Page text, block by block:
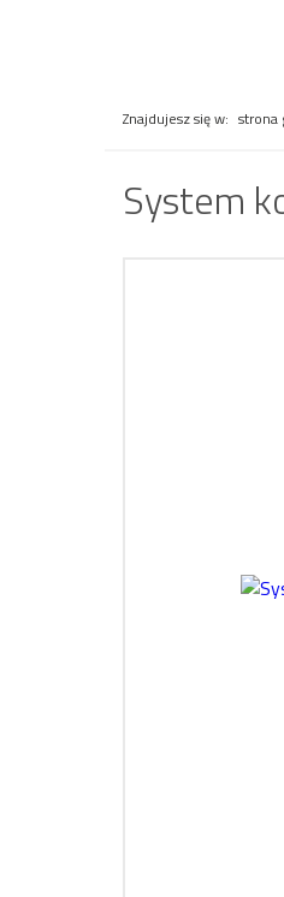
Znajdujesz się w: strona
System